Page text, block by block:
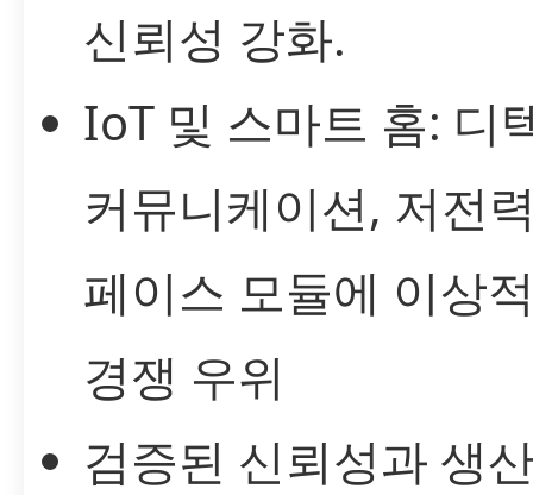
신뢰성 강화.
IoT 및 스마트 홈: 디
커뮤니케이션, 저전
페이스 모듈에 이상
경쟁 우위
검증된 신뢰성과 생